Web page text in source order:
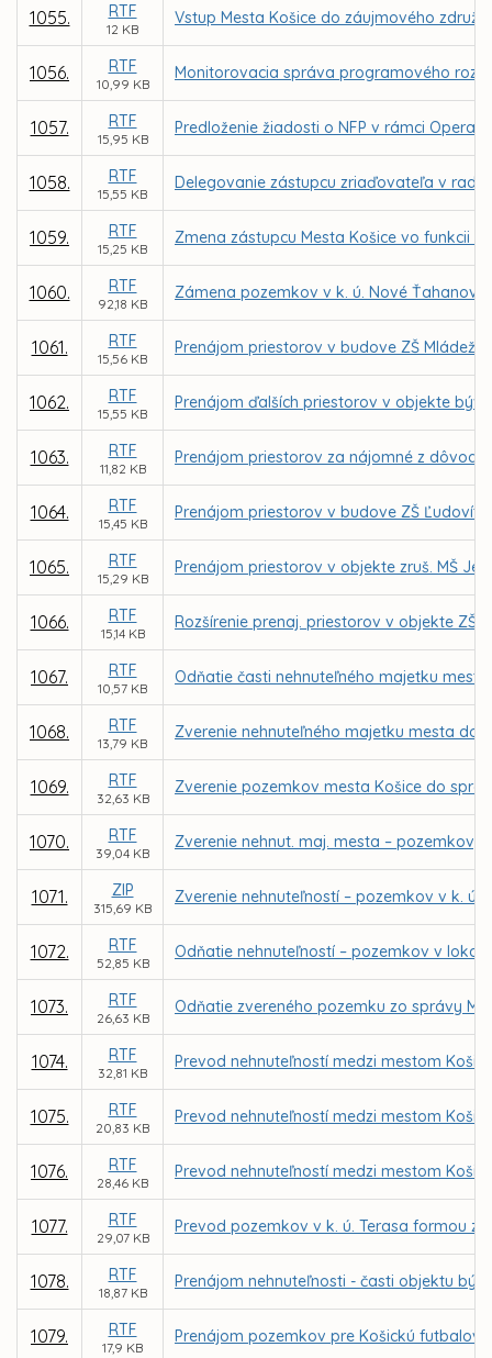
1055. RTF
12 KB
Vstup Mesta Košice do záujmového
1056. RTF
10,99 KB
Monitorovacia správa programového
1057. RTF
15,95 KB
Predloženie žiadosti o NFP v rámci
1058. RTF
15,55 KB
Delegovanie zástupcu zriaďovateľa v
1059. RTF
15,25 KB
Zmena zástupcu Mesta Košice vo funkcii
1060. RTF
92,18 KB
Zámena pozemkov v k. ú. Nové
1061. RTF
15,56 KB
Prenájom priestorov v budove ZŠ
1062. RTF
15,55 KB
Prenájom ďalších priestorov v objekte býv.
1063. RTF
11,82 KB
Prenájom priestorov za nájomné z
1064. RTF
15,45 KB
Prenájom priestorov v budove ZŠ Ľudovíta
1065. RTF
15,29 KB
Prenájom priestorov v objekte zruš. MŠ
1066. RTF
15,14 KB
Rozšírenie prenaj. priestorov v objekte ZŠ
1067. RTF
10,57 KB
Odňatie časti nehnuteľného majetku
1068. RTF
13,79 KB
Zverenie nehnuteľného majetku mesta do
1069. RTF
32,63 KB
Zverenie pozemkov mesta Košice do
1070. RTF
39,04 KB
Zverenie nehnut. maj. mesta – pozemkov,
1071. ZIP
315,69 KB
Zverenie nehnuteľností – pozemkov v k. ú.
1072. RTF
52,85 KB
Odňatie nehnuteľností – pozemkov v
1073. RTF
26,63 KB
Odňatie zvereného pozemku zo správy
1074. RTF
32,81 KB
Prevod nehnuteľností medzi mestom
1075. RTF
20,83 KB
Prevod nehnuteľností medzi mestom
1076. RTF
28,46 KB
Prevod nehnuteľností medzi mestom
1077. RTF
29,07 KB
Prevod pozemkov v k. ú. Terasa formou
1078. RTF
18,87 KB
Prenájom nehnuteľnosti - časti objektu
1079. RTF
17,9 KB
Prenájom pozemkov pre Košickú